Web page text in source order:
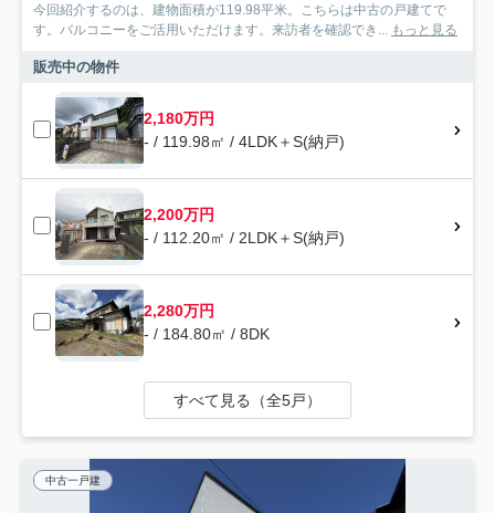
今回紹介するのは、建物面積が119.98平米。こちらは中古の戸建てで
す。バルコニーをご活用いただけます。来訪者を確認でき... もっと見る
販売中の物件
2,180万円
- / 119.98㎡ / 4LDK＋S(納戸)
2,200万円
- / 112.20㎡ / 2LDK＋S(納戸)
2,280万円
- / 184.80㎡ / 8DK
すべて見る（全5戸）
中古一戸建